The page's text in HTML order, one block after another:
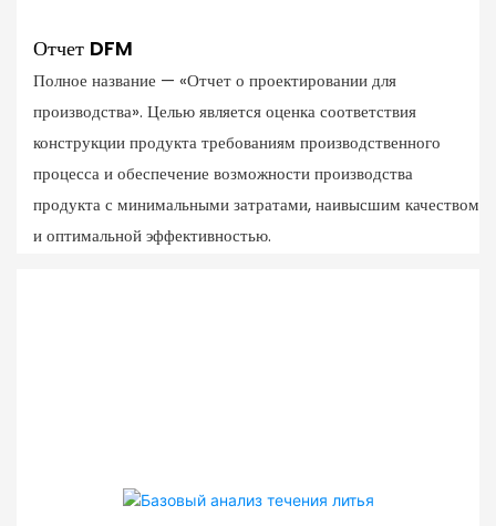
Отчет DFM
Полное название — «Отчет о проектировании для
производства». Целью является оценка соответствия
конструкции продукта требованиям производственного
процесса и обеспечение возможности производства
продукта с минимальными затратами, наивысшим качеством
и оптимальной эффективностью.